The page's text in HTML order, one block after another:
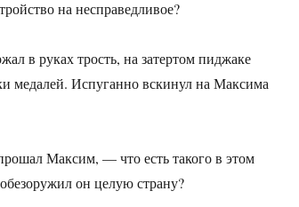
на несправедливое?
в руках трость, на затертом пиджаке
медалей. Испуганно вскинул на Максима
Максим, — что есть такого в этом
он целую страну?